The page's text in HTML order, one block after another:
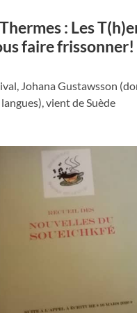
: Les
faire frissonner!
Johana Gustawsson
vient de Suède